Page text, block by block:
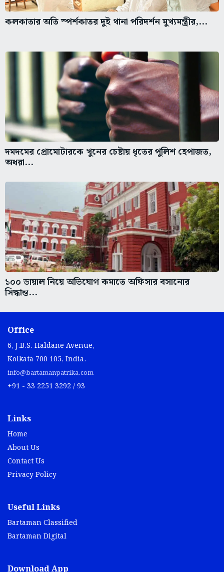
কলকাতার অতি স্পর্শকাতর দুই থানা পরিদর্শন মুখ্যমন্ত্রীর,...
দমদমের প্রোমোটারকে খুনের চেষ্টায় ধৃতের পুলিশ হেপাজত,
অধরা...
১০০ ডায়াল নিয়ে অভিযোগ কমাতে অফিসার বসানোর
সিদ্ধান্ত...
Office
6, J.B.S. Haldane Avenue,
Kolkata 700 105, India.
info@bartamanpatrika.com
+91 - 33 2251 3292 / 93
Links
Home
About Us
Contact Us
Privacy Policy
Useful Links
Bartaman Classified
Bartaman Digital
Download App